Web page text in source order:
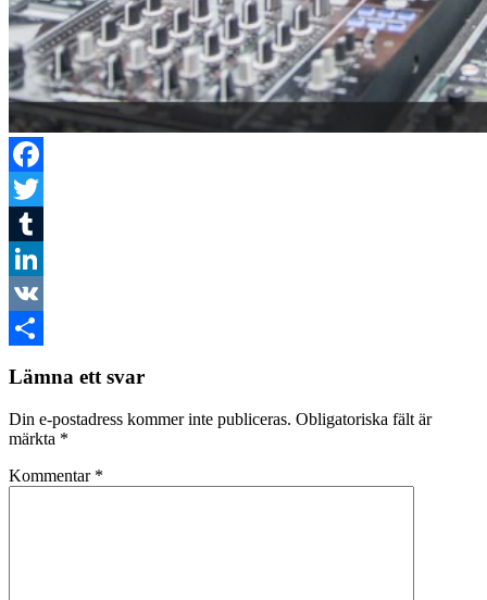
Facebook
Twitter
Tumblr
LinkedIn
VK
Lämna ett svar
Din e-postadress kommer inte publiceras. Obligatoriska fält är
märkta *
Kommentar *